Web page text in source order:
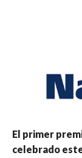
El primer
celebrado